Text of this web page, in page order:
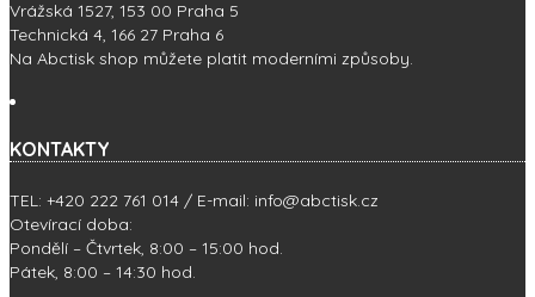
Vrážská 1527, 153 00 Praha 5
Technická 4, 166 27 Praha 6
Na Abctisk shop můžete platit moderními způsoby.
KONTAKTY
TEL: +420 222 761 014 / E-mail: info@abctisk.cz
Otevírací doba:
Pondělí – Čtvrtek, 8:00 – 15:00 hod.
Pátek, 8:00 – 14:30 hod.